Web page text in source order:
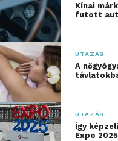
szabhatják a kijelzők
vendégek
Az LG standja egy
2025-ös ISE
Google Cast
túl első kézből
miként teszi
Kínai
futott
UTAZÁS
A
UTAZÁS
Így
Expo